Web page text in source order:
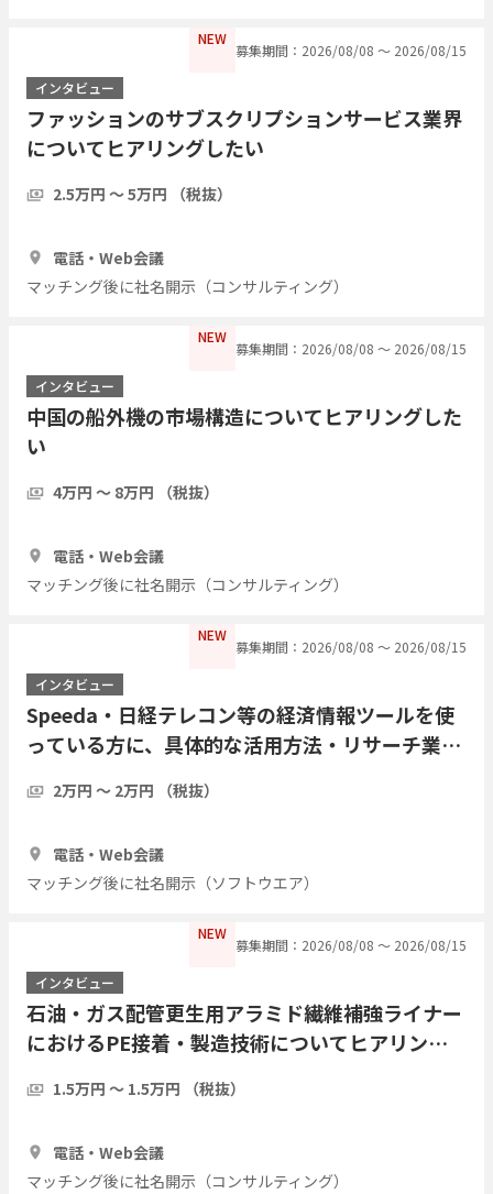
NEW
募集期間：2026/08/08 〜 2026/08/15
インタビュー
ファッションのサブスクリプションサービス業界
についてヒアリングしたい
2.5万円 〜 5万円 （税抜）
電話・Web会議
マッチング後に社名開示（コンサルティング）
NEW
募集期間：2026/08/08 〜 2026/08/15
インタビュー
中国の船外機の市場構造についてヒアリングした
い
4万円 〜 8万円 （税抜）
電話・Web会議
マッチング後に社名開示（コンサルティング）
NEW
募集期間：2026/08/08 〜 2026/08/15
インタビュー
Speeda・日経テレコン等の経済情報ツールを使
っている方に、具体的な活用方法・リサーチ業務
2万円 〜 2万円 （税抜）
電話・Web会議
マッチング後に社名開示（ソフトウエア）
NEW
募集期間：2026/08/08 〜 2026/08/15
インタビュー
石油・ガス配管更生用アラミド繊維補強ライナー
におけるPE接着・製造技術についてヒアリング
1.5万円 〜 1.5万円 （税抜）
電話・Web会議
マッチング後に社名開示（コンサルティング）